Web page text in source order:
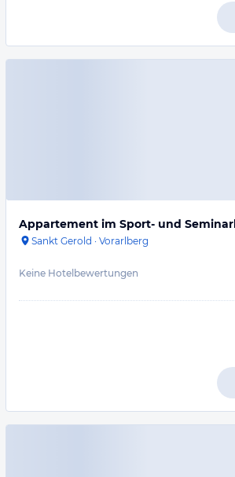
Appartement im Sport- und
Sankt Gerold · Vorarlberg
Keine Hotelbewertungen